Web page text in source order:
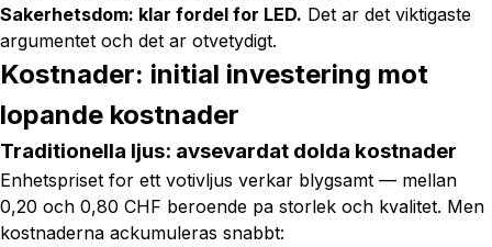
Sakerhetsdom: klar fordel for LED. Det ar det viktigaste
argumentet och det ar otvetydigt.
Kostnader: initial investering mot
lopande kostnader
Traditionella ljus: avsevardat dolda kostnader
Enhetspriset for ett votivljus verkar blygsamt — mellan
0,20 och 0,80 CHF beroende pa storlek och kvalitet. Men
kostnaderna ackumuleras snabbt: